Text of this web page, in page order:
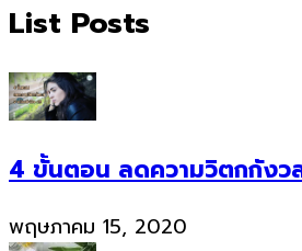
List Posts
4 ขั้นตอน ลดความวิตกกังวล
พฤษภาคม 15, 2020